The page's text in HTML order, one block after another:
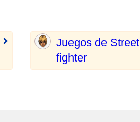
Juegos de Street
fighter